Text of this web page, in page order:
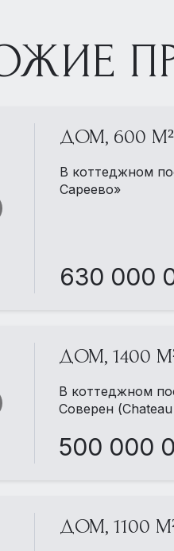
ДОМ, 600 М²
В коттеджном
Сареево»
630 000
ДОМ, 1400
В коттеджном
Соверен
500 000
ДОМ, 1100